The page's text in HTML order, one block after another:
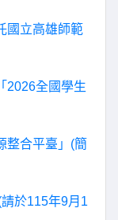
國立高雄師範
2026全國學生
整合平臺」(簡
於115年9月1